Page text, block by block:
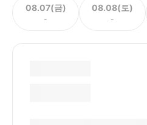
08.07(금)
-
08.08(토)
-